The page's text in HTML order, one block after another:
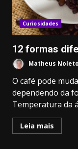
Curiosidades
12 formas
Matheus Noleto
O café pode
dependendo da
Temperatura da
Leia mais